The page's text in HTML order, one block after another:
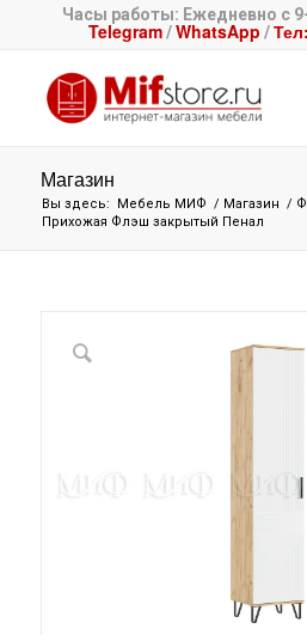
Часы работы: Ежедневно с
Telegram/WhatsApp /
Магазин
Вы здесь: Мебель МИФ / Магазин /
Прихожая Флэш закрытый Пенал